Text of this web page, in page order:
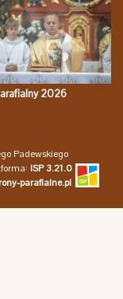
2026
Padewskiego
ISP 3.21.0
parafialne.pl